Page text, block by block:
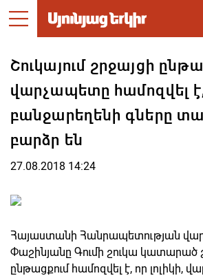
Շուկայում շրջայցի
վարչապետը համոզվել
բանջարեղենի գները
բարձր են
27.08.2018 14:24
Հայաստանի Հանրապետության
Փաշինյանը Գումի շուկա կատարած
ընթացքում համոզվել է, որ լոլիկի,